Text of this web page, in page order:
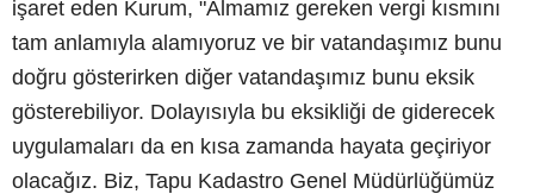
işaret eden Kurum, "Almamız gereken vergi kısmını
tam anlamıyla alamıyoruz ve bir vatandaşımız bunu
doğru gösterirken diğer vatandaşımız bunu eksik
gösterebiliyor. Dolayısıyla bu eksikliği de giderecek
uygulamaları da en kısa zamanda hayata geçiriyor
olacağız. Biz, Tapu Kadastro Genel Müdürlüğümüz